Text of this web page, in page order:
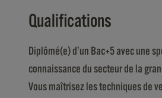
Qualifications
Diplômé(e) d’un Bac+5 avec une
connaissance du secteur de la
Vous maîtrisez les techniques de